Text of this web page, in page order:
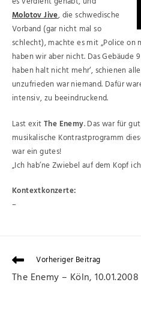
Molotov Jive, die schwedische
Vorband (gar nicht mal so
schlecht), machte es mit „Police on
haben wir aber nicht. Das Gebäude
haben halt nicht mehr‘, schienen
unzufrieden war niemand. Dafür
intensiv, zu beeindruckend.
Last exitThe Enemy. Das war für
musikalische Kontrastprogramm
war ein gutes!
„Ich hab’ne Zwiebel auf dem Kopf
Kontextkonzerte:
–
Vorheriger Beitrag
The Enemy – Köln, 10.01.2008